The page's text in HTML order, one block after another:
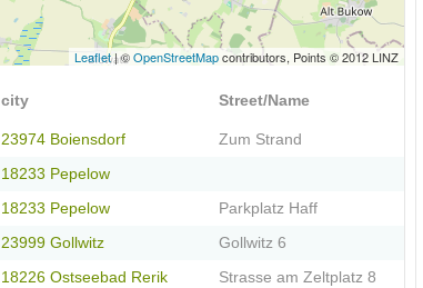
Leaflet| ©OpenStreetMapcontributors, Points © 2012 LINZ
city Street/Name
23974 Boiensdorf Zum Strand
18233 Pepelow
18233 Pepelow Parkplatz Haff
23999 Gollwitz Gollwitz 6
18226 Ostseebad Rerik Strasse am Zeltplatz 8